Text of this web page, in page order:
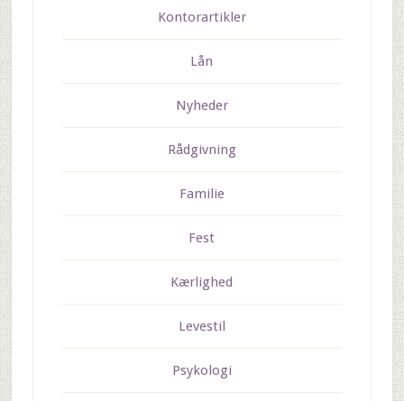
Kontorartikler
Lån
Nyheder
Rådgivning
Familie
Fest
Kærlighed
Levestil
Psykologi